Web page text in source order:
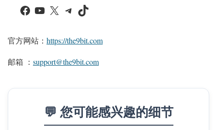
Facebook YouTube X Telegram TikTok
官方网站： https://the9bit.com
邮箱 ： support@the9bit.com
💬 您可能感兴趣的细节